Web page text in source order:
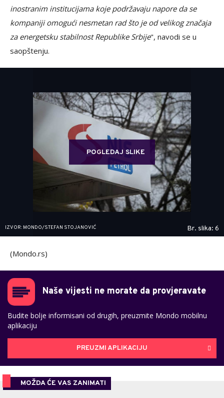
inostranim institucijama koje podržavaju napore da se
kompaniji omogući nesmetan rad što je od velikog značaja
za energetsku stabilnost Republike Srbije", navodi se u
saopštenju.
POGLEDAJ SLIKE
IZVOR: MONDO/STEFAN STOJANOVIĆ Br. slika: 6
(Mondo.rs)
Naše vijesti ne morate da provjeravate
Budite bolje informisani od drugih, preuzmite Mondo mobilnu
aplikaciju
PREUZMI APLIKACIJU
MOŽDA ĆE VAS ZANIMATI